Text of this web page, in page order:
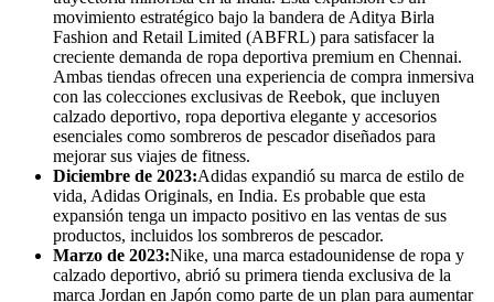
movimiento estratégico bajo la bandera de Aditya Birla
Fashion and Retail Limited (ABFRL) para satisfacer la
creciente demanda de ropa deportiva premium en Chennai.
Ambas tiendas ofrecen una experiencia de compra inmersiva
con las colecciones exclusivas de Reebok, que incluyen
calzado deportivo, ropa deportiva elegante y accesorios
esenciales como sombreros de pescador diseñados para
mejorar sus viajes de fitness.
Diciembre de 2023:Adidas expandió su marca de estilo de
vida, Adidas Originals, en India. Es probable que esta
expansión tenga un impacto positivo en las ventas de sus
productos, incluidos los sombreros de pescador.
Marzo de 2023:Nike, una marca estadounidense de ropa y
calzado deportivo, abrió su primera tienda exclusiva de la
marca Jordan en Japón como parte de un plan para aumentar